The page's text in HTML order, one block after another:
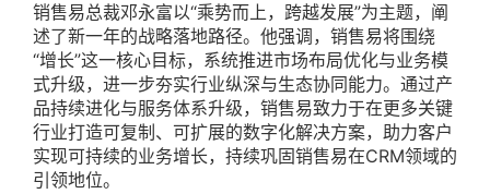
销售易总裁邓永富以“乘势而上，跨越发展”为主题，阐
述了新一年的战略落地路径。他强调，销售易将围绕
“增长”这一核心目标，系统推进市场布局优化与业务模
式升级，进一步夯实行业纵深与生态协同能力。通过产
品持续进化与服务体系升级，销售易致力于在更多关键
行业打造可复制、可扩展的数字化解决方案，助力客户
实现可持续的业务增长，持续巩固销售易在CRM领域的
引领地位。